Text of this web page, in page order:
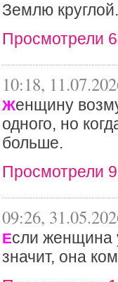
Землю круглой.
Просмотрели
10:18,
Женщину
одного, но
больше.
Просмотрели
09:26,
Если женщина
значит, она